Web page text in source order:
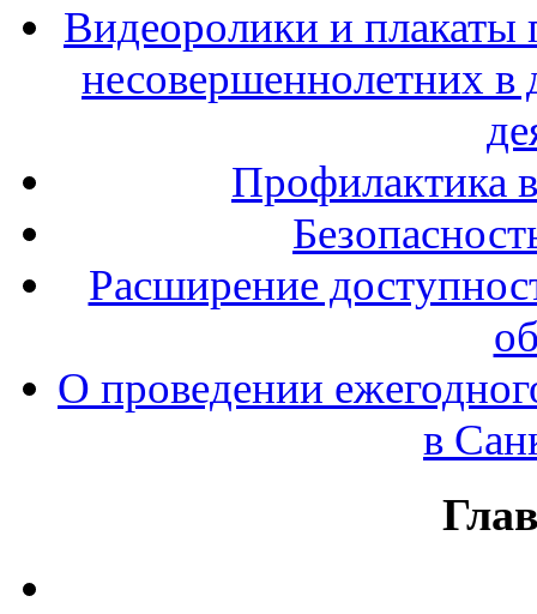
Видеоролики и плакаты
несовершеннолетних в
Профилактика
Расширение
О проведении
в